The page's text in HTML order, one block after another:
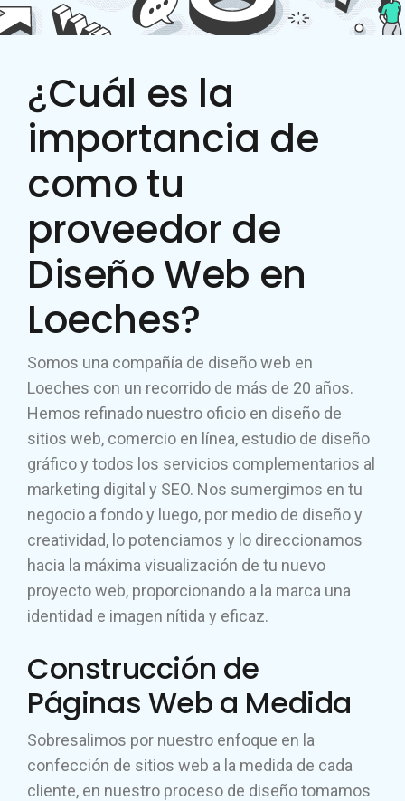
¿Cuál es la
importancia de
como tu
proveedor de
Diseño Web en
Loeches?
Somos una compañía de diseño web en
Loeches con un recorrido de más de 20 años.
Hemos refinado nuestro oficio en diseño de
sitios web, comercio en línea, estudio de diseño
gráfico y todos los servicios complementarios al
marketing digital y SEO. Nos sumergimos en tu
negocio a fondo y luego, por medio de diseño y
creatividad, lo potenciamos y lo direccionamos
hacia la máxima visualización de tu nuevo
proyecto web, proporcionando a la marca una
identidad e imagen nítida y eficaz.
Construcción de
Páginas Web a Medida
Sobresalimos por nuestro enfoque en la
confección de sitios web a la medida de cada
cliente, en nuestro proceso de diseño tomamos